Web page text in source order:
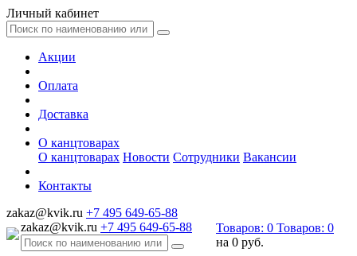
Личный кабинет
Акции
Оплата
Доставка
О канцтоварах
О канцтоварах Новости Сотрудники Вакансии
Контакты
zakaz@kvik.ru +7 495 649-65-88
zakaz@kvik.ru +7 495 649-65-88 Товаров: 0 Товаров: 0
на 0 руб.